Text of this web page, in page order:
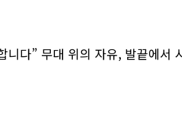
다” 무대 위의 자유, 발끝에서